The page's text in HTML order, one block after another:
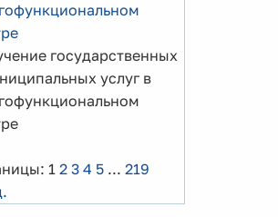
государственных
услуг в
1 2 3 4 5 ... 219